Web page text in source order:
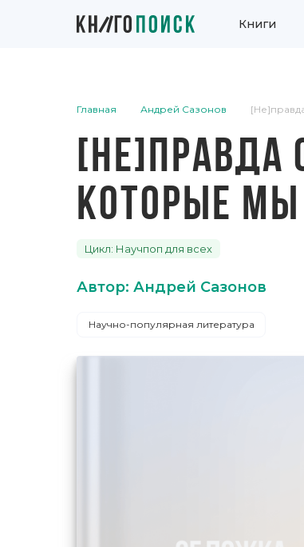
Книги
Главная Андрей Сазонов
[НЕ]ПРАВДА
КОТОРЫЕ
Цикл: Научпоп для всех
Автор: Андрей Сазонов
Научно-популярная литература